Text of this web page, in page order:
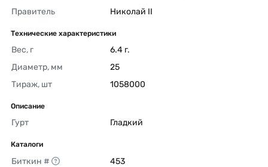
Правитель
Николай II
Технические характеристики
Вес, г
6.4 г.
Диаметр, мм
25
Тираж, шт
1058000
Описание
Гурт Гладкий
Каталоги
Биткин #
453